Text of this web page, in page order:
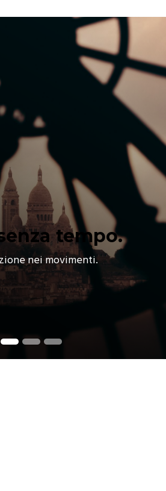
tempo.
nei movimenti.